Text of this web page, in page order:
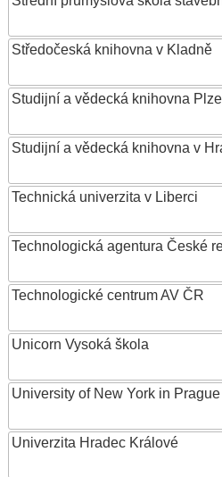
Středočeská knihovna v Kladně
Studijní a vědecká knihovna
Studijní a vědecká knihovna v
Technická univerzita v Liberci
Technologická agentura České
Technologické centrum AV ČR
Unicorn Vysoká škola
University of New York in Prague
Univerzita Hradec Králové